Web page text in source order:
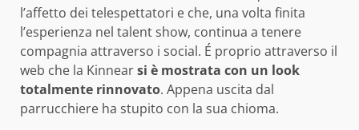
l’affetto dei telespettatori e che, una volta finita
l’esperienza nel talent show, continua a tenere
compagnia attraverso i social. É proprio attraverso il
web che la Kinnearsi è mostrata con un look
totalmente rinnovato. Appena uscita dal
parrucchiere ha stupito con la sua chioma.